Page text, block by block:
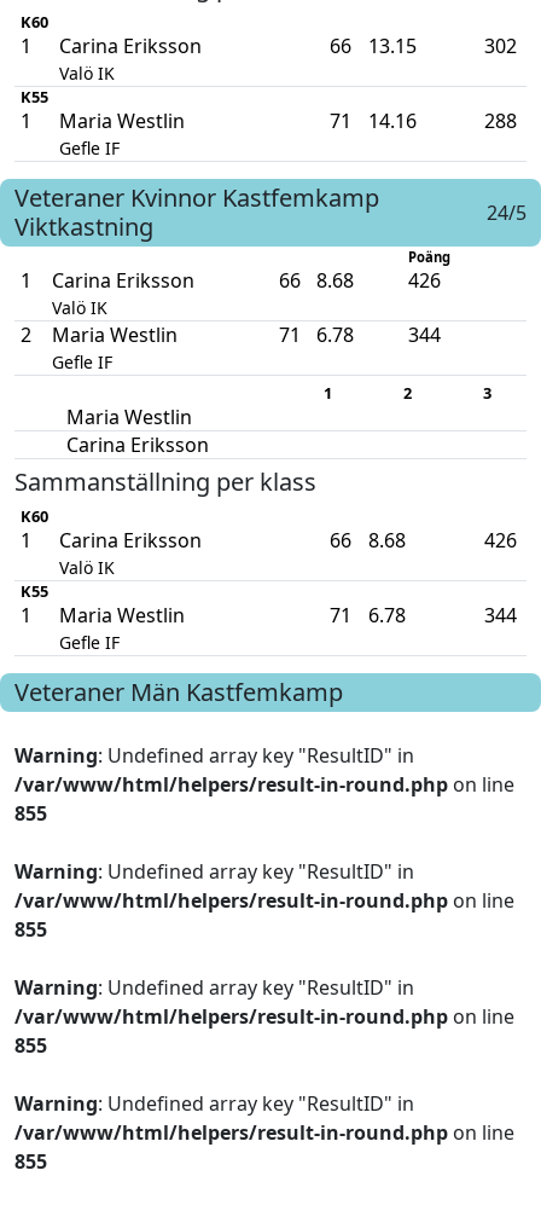
K60
1 Carina Eriksson
Valö IK
66 13.15 302
K55
1 Maria Westlin
Gefle IF
71 14.16 288
Veteraner Kvinnor Kastfemkamp
Viktkastning
24/5
Poäng
1 Carina Eriksson
Valö IK
66 8.68 426
2 Maria Westlin
Gefle IF
71 6.78 344
1 2 3
Maria Westlin
Carina Eriksson
Sammanställning per klass
K60
1 Carina Eriksson
Valö IK
66 8.68 426
K55
1 Maria Westlin
Gefle IF
71 6.78 344
Veteraner Män Kastfemkamp
Warning: Undefined array key "ResultID" in
/var/www/html/helpers/result-in-round.php on line
855
Warning: Undefined array key "ResultID" in
/var/www/html/helpers/result-in-round.php on line
855
Warning: Undefined array key "ResultID" in
/var/www/html/helpers/result-in-round.php on line
855
Warning: Undefined array key "ResultID" in
/var/www/html/helpers/result-in-round.php on line
855